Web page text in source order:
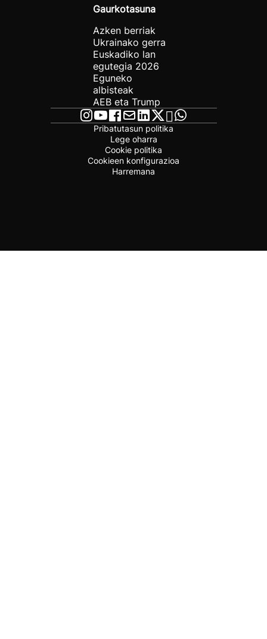
Gaurkotasuna
Azken berriak
Ukrainako gerra
Euskadiko lan
egutegia 2026
Eguneko
albisteak
AEB eta Trump
Pribatutasun politika
Lege oharra
Cookie politika
Cookieen konfigurazioa
Harremana